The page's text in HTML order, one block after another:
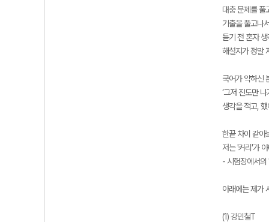
대충 문제를 풀
기출을 풀고나
듣기 전 혼자
해설지가 정말
국어가 약하신
‘그저 진도만
생각을 적고,
한끝 차이 같아
저는 '커리'가
- 시험장에서의
아래에는 제가
(1) 강민철T